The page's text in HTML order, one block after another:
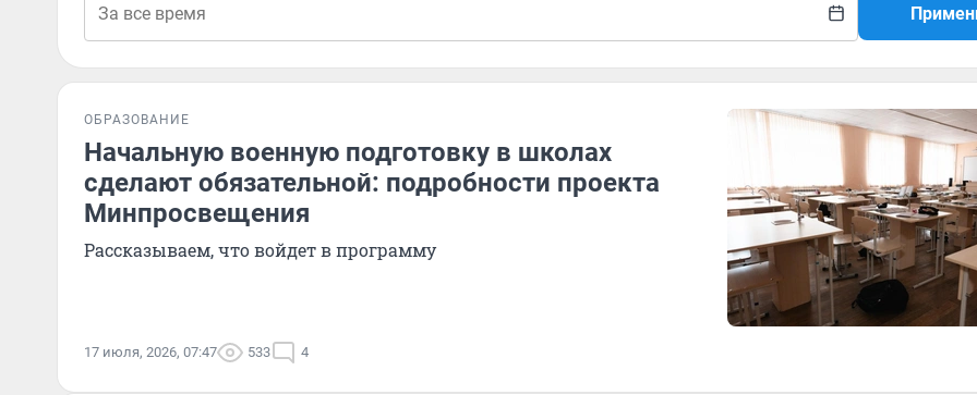
ОБРАЗОВАНИЕ
Начальную военную подготовку в школах
сделают обязательной: подробности проекта
Минпросвещения
Рассказываем, что войдет в программу
17 июля, 2026, 07:47 533 4